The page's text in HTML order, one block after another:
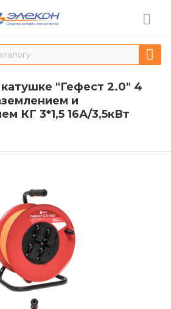
"Гефест 2.0" 4
и
КГ 3*1,5 16А/3,5кВт